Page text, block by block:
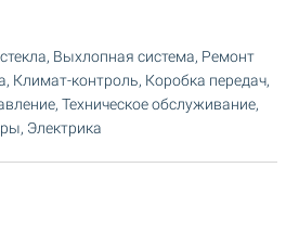
Выхлопная система, Ремонт
Климат-контроль, Коробка передач,
Техническое обслуживание,
Электрика